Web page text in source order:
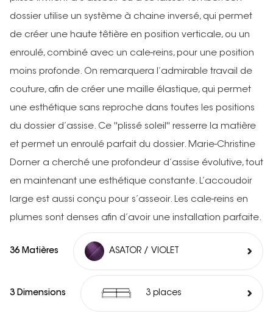
dossier utilise un système à chaine inversé, qui permet
de créer une haute têtière en position verticale, ou un
enroulé, combiné avec un cale-reins, pour une position
moins profonde. On remarquera l’admirable travail de
couture, afin de créer une maille élastique, qui permet
une esthétique sans reproche dans toutes les positions
du dossier d’assise. Ce ''plissé soleil'' resserre la matière
et permet un enroulé parfait du dossier. Marie-Christine
Dorner a cherché une profondeur d’assise évolutive, tout
en maintenant une esthétique constante. L’accoudoir
large est aussi conçu pour s’asseoir. Les cale-reins en
plumes sont denses afin d’avoir une installation parfaite.
36 Matières ASATOR / VIOLET
3 Dimensions 3 places